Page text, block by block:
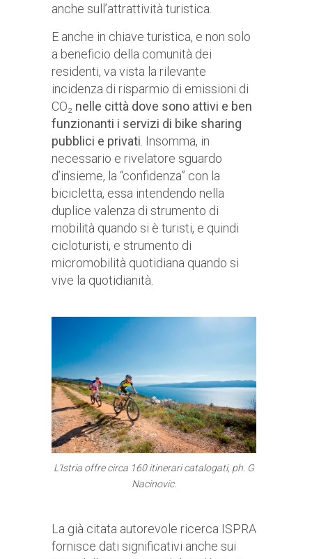
anche sull’attrattività turistica.
E anche in chiave turistica, e non solo
a beneficio della comunità dei
residenti, va vista la rilevante
incidenza di risparmio di emissioni di
CO₂ nelle città dove sono attivi e ben
funzionanti i servizi di bike sharing
pubblici e privati. Insomma, in
necessario e rivelatore sguardo
d’insieme, la “confidenza” con la
bicicletta, essa intendendo nella
duplice valenza di strumento di
mobilità quando si è turisti, e quindi
cicloturisti, e strumento di
micromobilità quotidiana quando si
vive la quotidianità.
L’Istria offre circa 160 itinerari catalogati, ph. G
Nacinovic.
La già citata autorevole ricerca ISPRA
fornisce dati significativi anche sui